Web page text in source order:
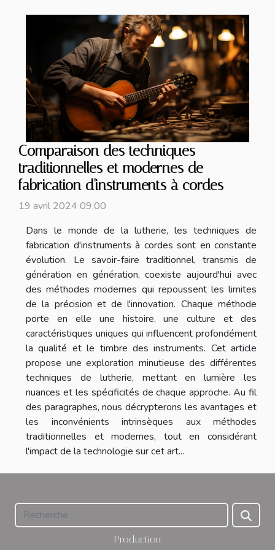
Comparaison des techniques
traditionnelles et modernes de
fabrication d'instruments à cordes
19 avril 2024 09:00
Dans le monde de la lutherie, les techniques de
fabrication d'instruments à cordes sont en constante
évolution. Le savoir-faire traditionnel, transmis de
génération en génération, coexiste aujourd'hui avec
des méthodes modernes qui repoussent les limites
de la précision et de l'innovation. Chaque méthode
porte en elle une histoire, une culture et des
caractéristiques uniques qui influencent profondément
la qualité et le timbre des instruments. Cet article
propose une exploration minutieuse des différentes
techniques de lutherie, mettant en lumière les
nuances et les spécificités de chaque approche. Au fil
des paragraphes, nous décrypterons les avantages et
les inconvénients intrinsèques aux méthodes
traditionnelles et modernes, tout en considérant
l'impact de la technologie sur cet art...
Production